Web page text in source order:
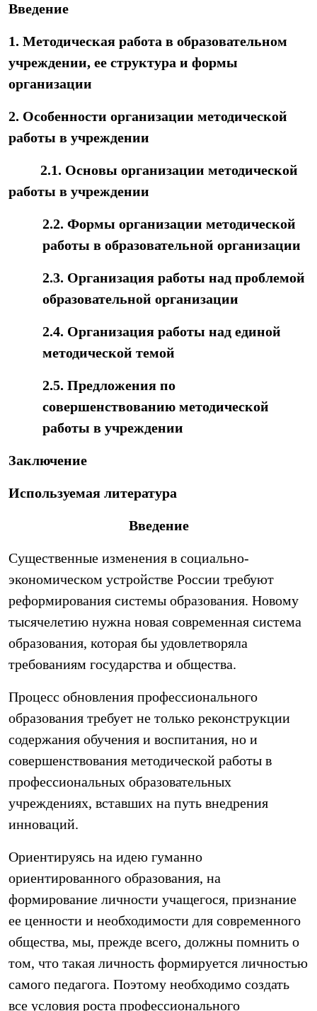
Введение
1. Методическая работа в образовательном
учреждении, ее структура и формы
организации
2. Особенности организации методической
работы в учреждении
2.1. Основы организации методической
работы в учреждении
2.2. Формы организации методической
работы в образовательной организации
2.3. Организация работы над проблемой
образовательной организации
2.4. Организация работы над единой
методической темой
2.5. Предложения по
совершенствованию методической
работы в учреждении
Заключение
Используемая литература
Введение
Существенные изменения в социально-
экономическом устройстве России требуют
реформирования системы образования. Новому
тысячелетию нужна новая современная система
образования, которая бы удовлетворяла
требованиям государства и общества.
Процесс обновления профессионального
образования требует не только реконструкции
содержания обучения и воспитания, но и
совершенствования методической работы в
профессиональных образовательных
учреждениях, вставших на путь внедрения
инноваций.
Ориентируясь на идею гуманно
ориентированного образования, на
формирование личности учащегося, признание
ее ценности и необходимости для современного
общества, мы, прежде всего, должны помнить о
том, что такая личность формируется личностью
самого педагога. Поэтому необходимо создать
все условия роста профессионального